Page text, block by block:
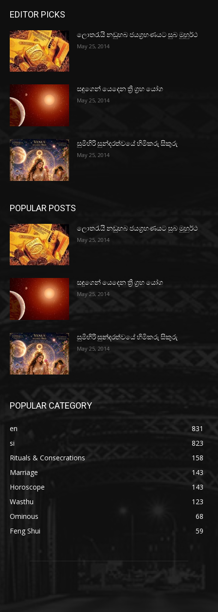
EDITOR PICKS
ලොතරැයි නඩුහබ ජයග්‍රහණයට සුබ මුහුර්ථ
May 25, 2014
සඳුගෙන් යෙදෙන ත්‍රි ග්‍රහ යෝග
May 25, 2014
සුමිහිරි සුන්දරත්වයේ හිමිකරු සිකුරු
May 25, 2014
POPULAR POSTS
ලොතරැයි නඩුහබ ජයග්‍රහණයට සුබ මුහුර්ථ
May 25, 2014
සඳුගෙන් යෙදෙන ත්‍රි ග්‍රහ යෝග
May 25, 2014
සුමිහිරි සුන්දරත්වයේ හිමිකරු සිකුරු
May 25, 2014
POPULAR CATEGORY
en
831
si
823
Rituals & Consecrations
158
Marriage
143
Horoscope
143
Wasthu
123
Ominous
68
Feng Shui
59